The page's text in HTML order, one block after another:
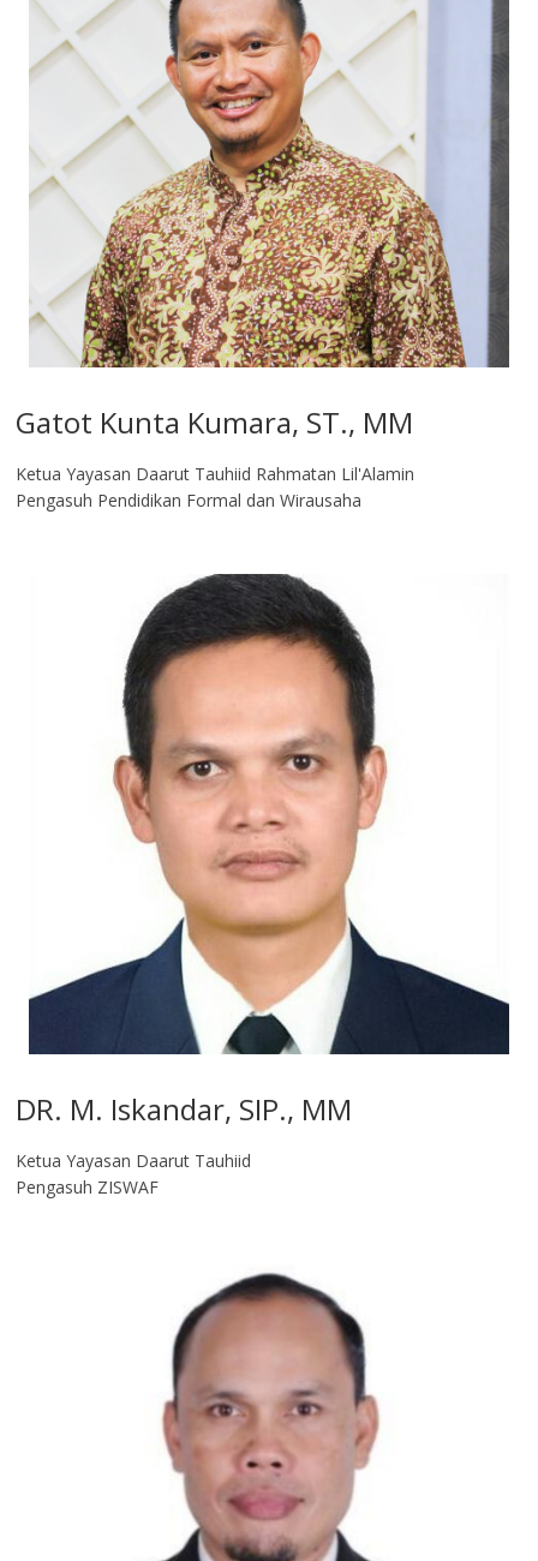
Gatot Kunta Kumara, ST., MM
Ketua Yayasan Daarut Tauhiid Rahmatan Lil'Alamin
Pengasuh Pendidikan Formal dan Wirausaha
DR. M. Iskandar, SIP., MM
Ketua Yayasan Daarut Tauhiid
Pengasuh ZISWAF